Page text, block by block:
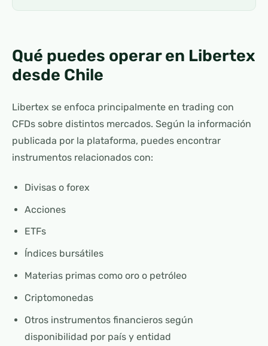
Qué puedes operar en Libertex
desde Chile
Libertex se enfoca principalmente en trading con
CFDs sobre distintos mercados. Según la información
publicada por la plataforma, puedes encontrar
instrumentos relacionados con:
Divisas o forex
Acciones
ETFs
Índices bursátiles
Materias primas como oro o petróleo
Criptomonedas
Otros instrumentos financieros según
disponibilidad por país y entidad